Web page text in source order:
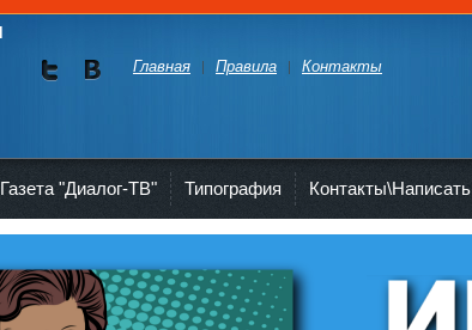
Главная Правила Контакты
Газета "Диалог-ТВ" Типография Контакты\Написать